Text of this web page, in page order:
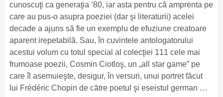
cunoscuţi ca generaţia ’80, iar asta pentru că amprenta pe
care au pus-o asupra poeziei (dar şi literaturii) acelei
decade a ajuns să fie un exemplu de efuziune creatoare
aparent irepetabilă. Sau, în cuvintele antologatorului
acestui volum cu totul special al colecţiei 111 cele mai
frumoase poezii, Cosmin Ciotloş, un „all star game” pe
care îl asemuieşte, desigur, în versuri, unui portret făcut
lui Frédéric Chopin de către poetul şi eseistul german …